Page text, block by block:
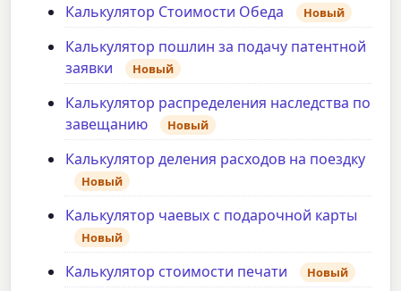
Калькулятор Стоимости Обеда Новый
Калькулятор пошлин за подачу патентной
заявки
Новый
Калькулятор распределения наследства по
завещанию
Новый
Калькулятор деления расходов на поездку
Новый
Калькулятор чаевых с подарочной карты
Новый
Калькулятор стоимости печати Новый